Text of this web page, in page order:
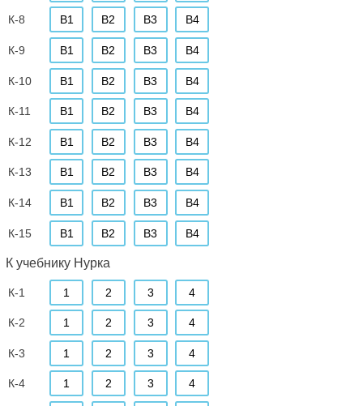
К-8 В1 В2 В3 В4
К-9 В1 В2 В3 В4
К-10 В1 В2 В3 В4
К-11 В1 В2 В3 В4
К-12 В1 В2 В3 В4
К-13 В1 В2 В3 В4
К-14 В1 В2 В3 В4
К-15 В1 В2 В3 В4
К учебнику Нурка
К-1 1 2 3 4
К-2 1 2 3 4
К-3 1 2 3 4
К-4 1 2 3 4